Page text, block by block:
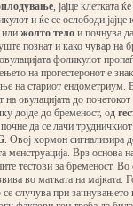
, јајце клетката
и ќе се ослободи јајце
жолто телои почнува
познат и како чувар на
фоликулот
на прогестеронот е
на стариот ендометриум.
овулацијата до почетокот
дојде до бременост, од
почне да се лачи
. Овој хормон сигнализира
менструација. Врз основа
тестови за бременост. Во
во матката на мајката.
случува при